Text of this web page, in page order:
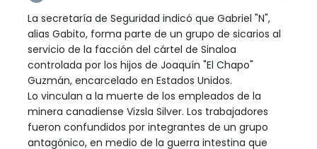
La secretaría de Seguridad indicó que Gabriel "N",
alias Gabito, forma parte de un grupo de sicarios al
servicio de la facción del cártel de Sinaloa
controlada por los hijos de Joaquín "El Chapo"
Guzmán, encarcelado en Estados Unidos.
Lo vinculan a la muerte de los empleados de la
minera canadiense Vizsla Silver. Los trabajadores
fueron confundidos por integrantes de un grupo
antagónico, en medio de la guerra intestina que